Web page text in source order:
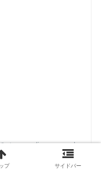
プ サイドバー